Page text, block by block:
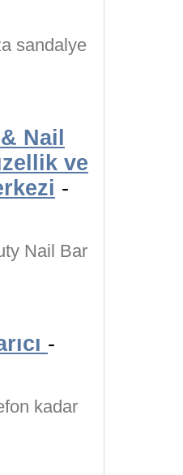
sandalye
Nail
ve
-
Nail Bar
-
kadar